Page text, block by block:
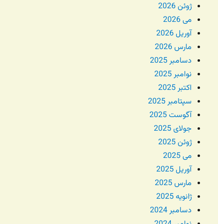
ژوئن 2026
می 2026
آوریل 2026
مارس 2026
دسامبر 2025
نوامبر 2025
اکتبر 2025
سپتامبر 2025
آگوست 2025
جولای 2025
ژوئن 2025
می 2025
آوریل 2025
مارس 2025
ژانویه 2025
دسامبر 2024